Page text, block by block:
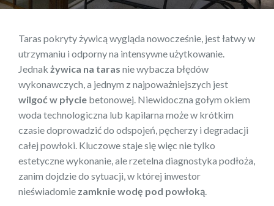
Taras pokryty żywicą wygląda nowocześnie, jest łatwy w
utrzymaniu i odporny na intensywne użytkowanie.
Jednak żywica na taras nie wybacza błędów
wykonawczych, a jednym z najpoważniejszych jest
wilgoć w płycie betonowej. Niewidoczna gołym okiem
woda technologiczna lub kapilarna może w krótkim
czasie doprowadzić do odspojeń, pęcherzy i degradacji
całej powłoki. Kluczowe staje się więc nie tylko
estetyczne wykonanie, ale rzetelna diagnostyka podłoża,
zanim dojdzie do sytuacji, w której inwestor
nieświadomie zamknie wodę pod powłoką